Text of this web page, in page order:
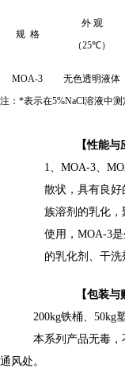
规 格
外 观
（25℃）
MOA-3 无色透明液体
注： *表示在5%NaCl溶液中测
【性能与
1、 MOA-3、
散状，具有良
族溶剂的乳化，
使用 ， MOA-3是
的乳化剂、干洗
【包装与
200kg铁桶、 50kg
本系列产品无毒，
通风处。